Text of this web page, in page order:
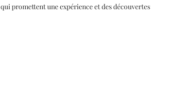
qui promettent une expérience et des découvertes